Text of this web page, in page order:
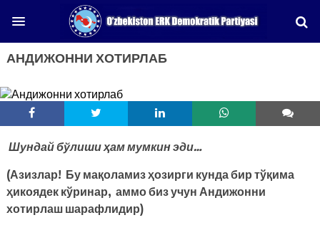
АНДИЖОННИ ХОТИРЛАБ
Шундай бўлиши ҳам мумкин эди…
(Азизлар! Бу мақоламиз ҳозирги кунда бир тўқима
ҳикоядек кўринар, аммо биз учун Андижонни
хотирлаш шарафлидир)